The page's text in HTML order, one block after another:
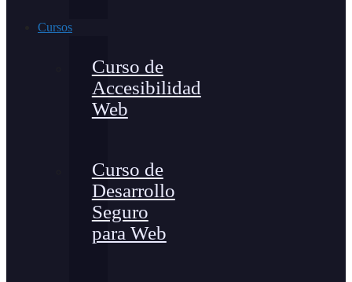
Cursos
Curso de
Accesibilidad
Web
Curso de
Desarrollo
Seguro
para Web